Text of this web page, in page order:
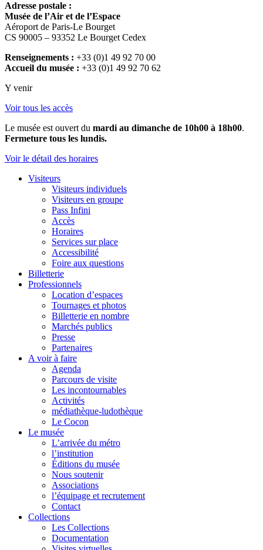
Adresse postale :
Musée de l’Air et de l’Espace
Aéroport de Paris-Le Bourget
CS 90005 – 93352 Le Bourget Cedex
Renseignements : +33 (0)1 49 92 70 00
Accueil du musée : +33 (0)1 49 92 70 62
Y venir
Voir tous les accès
Le musée est ouvert du mardi au dimanche de 10h00 à 18h00.
Fermeture tous les lundis.
Voir le détail des horaires
Visiteurs
Visiteurs individuels
Visiteurs en groupe
Pass Infini
Accès
Horaires
Services sur place
Accessibilité
Foire aux questions
Billetterie
Professionnels
Location d’espaces
Tournages et photos
Billetterie en nombre
Marchés publics
Presse
Partenaires
A voir à faire
Agenda
Parcours de visite
Les incontournables
Activités
médiathèque-ludothèque
Le Cocon
Le musée
L’arrivée du métro
l’institution
Éditions du musée
Nous soutenir
Associations
l’équipage et recrutement
Contact
Collections
Les Collections
Documentation